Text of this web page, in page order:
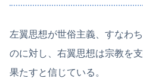
左翼思想が世俗主義、すなわ
のに対し、右翼思想は宗教を
果たすと信じている。